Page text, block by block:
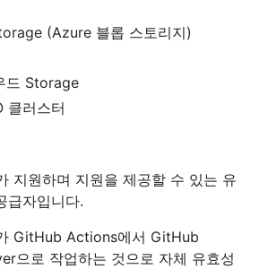
(Azure 블롭 스토리지)
드 Storage
클러스터
지원하며 지원을 제공할 수 있는 유
급자입니다.
GitHub Actions에서 GitHub
으로 작업하는 것으로 자체 유효성